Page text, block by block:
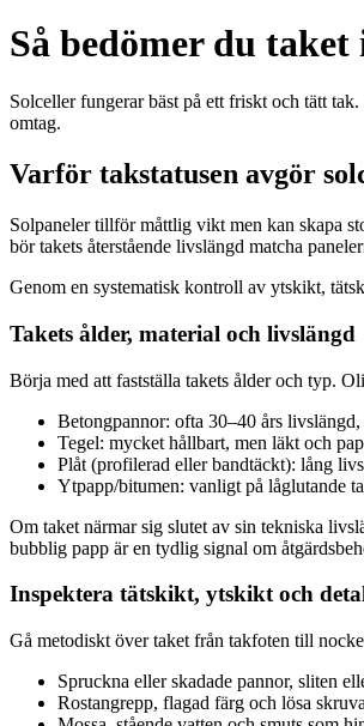
Så bedömer du
Solceller fungerar bäst på ett friskt och tätt
omtag.
Varför takstatusen avgör
Solpaneler tillför måttlig vikt men kan skapa
bör takets återstående livslängd matcha
Genom en systematisk kontroll av ytskikt,
Takets ålder, material och livslängd
Börja med att fastställa takets ålder och typ.
Betongpannor: ofta 30–40 års
Tegel: mycket hållbart, men läkt och
Plåt (profilerad eller bandtäckt): lång
Ytpapp/bitumen: vanligt på låglutande
Om taket närmar sig slutet av sin tekniska
bubblig papp är en tydlig signal om
Inspektera tätskikt, ytskikt och
Gå metodiskt över taket från takfoten till
Spruckna eller skadade pannor, sliten
Rostangrepp, flagad färg och lösa